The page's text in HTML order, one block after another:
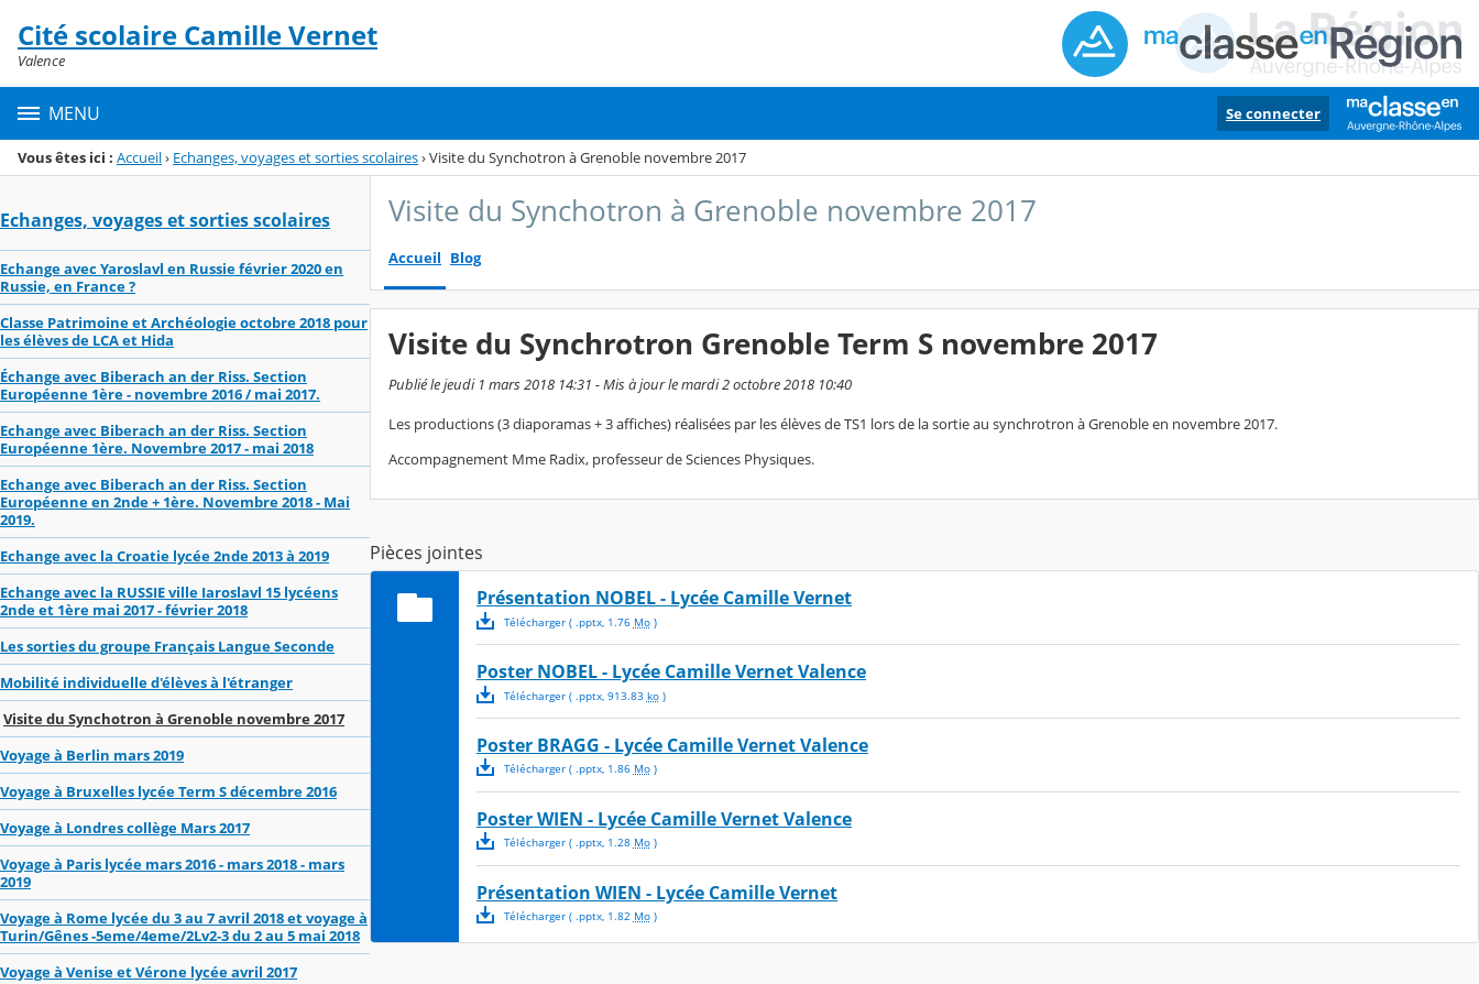
Menu de la rubrique
Contenu
Cité scolaire Camille Vernet
Valence
MENU Se connecter
Vous êtes ici : Accueil› Echanges, voyages et sorties scolaires›Visite du Synchotron à Grenoble novembre 2017
Echanges, voyages et sorties scolaires
Echange avec Yaroslavl en Russie février 2020 en
Russie, en France ?
Classe Patrimoine et Archéologie octobre 2018 pour
les élèves de LCA et Hida
Échange avec Biberach an der Riss. Section
Européenne 1ère - novembre 2016 / mai 2017.
Echange avec Biberach an der Riss. Section
Européenne 1ère. Novembre 2017 - mai 2018
Echange avec Biberach an der Riss. Section
Européenne en 2nde + 1ère. Novembre 2018 - Mai
2019.
Echange avec la Croatie lycée 2nde 2013 à 2019
Echange avec la RUSSIE ville Iaroslavl 15 lycéens
2nde et 1ère mai 2017 - février 2018
Les sorties du groupe Français Langue Seconde
Mobilité individuelle d'élèves à l'étranger
Visite du Synchotron à Grenoble novembre 2017
Voyage à Berlin mars 2019
Voyage à Bruxelles lycée Term S décembre 2016
Voyage à Londres collège Mars 2017
Voyage à Paris lycée mars 2016 - mars 2018 - mars
2019
Voyage à Rome lycée du 3 au 7 avril 2018 et voyage à
Turin/Gênes -5eme/4eme/2Lv2-3 du 2 au 5 mai 2018
Voyage à Venise et Vérone lycée avril 2017
Visite du Synchotron à Grenoble novembre 2017
Accueil Blog
Visite du Synchrotron Grenoble Term S novembre 2017
Publié le jeudi 1 mars 2018 14:31 - Mis à jour le mardi 2 octobre 2018 10:40
Les productions (3 diaporamas + 3 affiches) réalisées par les élèves de TS1 lors de la sortie au synchrotron à Grenoble en novembre 2017.
Accompagnement Mme Radix, professeur de Sciences Physiques.
Pièces jointes
Présentation NOBEL - Lycée Camille Vernet
Télécharger( .pptx, 1.76 Mo)
Poster NOBEL - Lycée Camille Vernet Valence
Télécharger( .pptx, 913.83 ko)
Poster BRAGG - Lycée Camille Vernet Valence
Télécharger( .pptx, 1.86 Mo)
Poster WIEN - Lycée Camille Vernet Valence
Télécharger( .pptx, 1.28 Mo)
Présentation WIEN - Lycée Camille Vernet
Télécharger( .pptx, 1.82 Mo)